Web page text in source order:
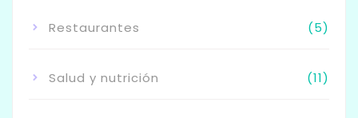
Restaurantes (5)
Salud y nutrición (11)